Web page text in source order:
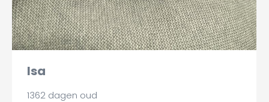
Isa
1362 dagen oud